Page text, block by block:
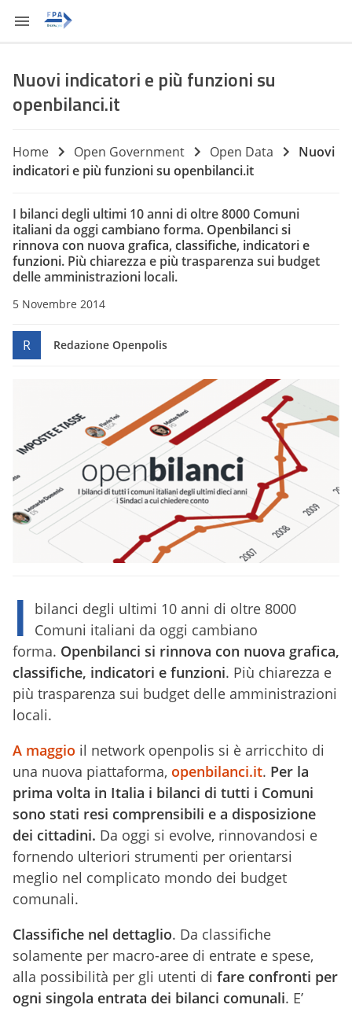
Nuovi indicatori e più funzioni su
openbilanci.it
Home Open Government Open Data
Nuovi
indicatori e più funzioni su openbilanci.it
I bilanci degli ultimi 10 anni di oltre 8000 Comuni
italiani da oggi cambiano forma. Openbilanci si
rinnova con nuova grafica, classifiche, indicatori e
funzioni. Più chiarezza e più trasparenza sui budget
delle amministrazioni locali.
5 Novembre 2014
R Redazione Openpolis
I
bilanci degli ultimi 10 anni di oltre 8000
Comuni italiani da oggi cambiano
forma. Openbilanci si rinnova con nuova grafica,
classifiche, indicatori e funzioni. Più chiarezza e
più trasparenza sui budget delle amministrazioni
locali.
A maggio il network openpolis si è arricchito di
una nuova piattaforma, openbilanci.it. Per la
prima volta in Italia i bilanci di tutti i Comuni
sono stati resi comprensibili e a disposizione
dei cittadini. Da oggi si evolve, rinnovandosi e
fornendo ulteriori strumenti per orientarsi
meglio nel complicato mondo dei budget
comunali.
Classifiche nel dettaglio. Da classifiche
solamente per macro-aree di entrate e spese,
alla possibilità per gli utenti di fare confronti per
ogni singola entrata dei bilanci comunali. E’